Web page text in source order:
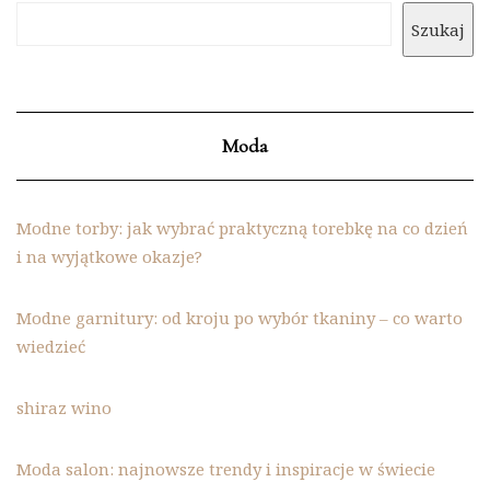
Szukaj
Moda
Modne torby: jak wybrać praktyczną torebkę na co dzień
i na wyjątkowe okazje?
Modne garnitury: od kroju po wybór tkaniny – co warto
wiedzieć
shiraz wino
Moda salon: najnowsze trendy i inspiracje w świecie